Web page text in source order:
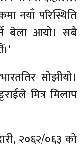
नयाँ परिस्थिति
बेला आयो। सबै
सोझीयो।
मित्र मिलाप
२०६२/०६३ को